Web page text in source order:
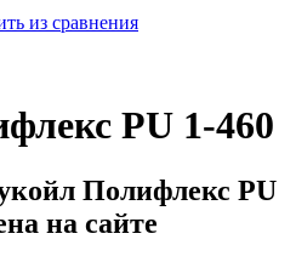
из сравнения
PU 1-460
Полифлекс PU
на сайте